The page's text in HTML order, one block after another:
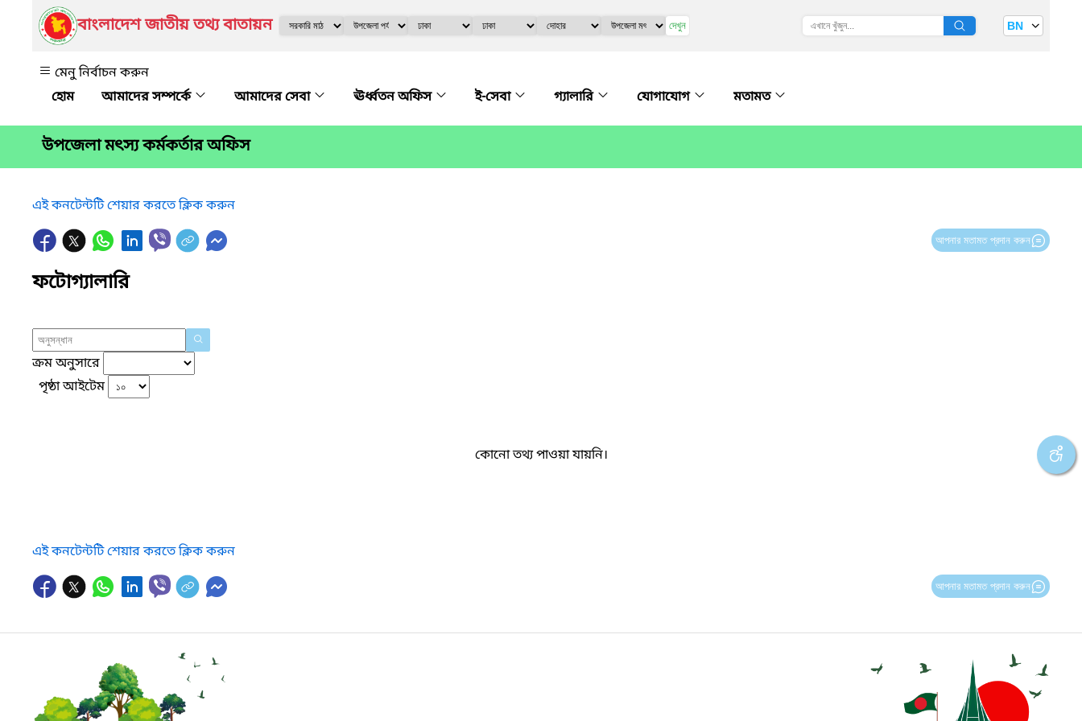
বাংলাদেশ জাতীয় তথ্য বাতায়ন দেখুন BN
মেনু নির্বাচন করুন
আমাদের সম্পর্কে
আমাদের সেবা ঊর্ধ্বতন অফিস ই-সেবা গ্যালারি যোগাযোগ মতামত
উপজেলা মৎস্য কর্মকর্তার অফিস
এই কনটেন্টটি শেয়ার করতে ক্লিক করুন
আপনার মতামত প্রদান করুন
ফটোগ্যালারি
ক্রম অনুসারে
পৃষ্ঠা আইটেম
কোনো তথ্য পাওয়া যায়নি।
এই কনটেন্টটি শেয়ার করতে ক্লিক করুন
আপনার মতামত প্রদান করুন